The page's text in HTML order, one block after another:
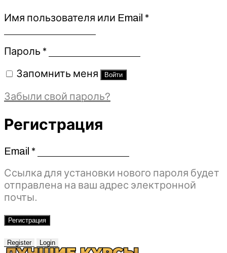
Имя пользователя или Email *Обязательно
Пароль *Обязательно
Запомнить меня Войти
Забыли свой пароль?
Регистрация
Email *Обязательно
Ссылка для установки нового пароля будет
отправлена ​​на ваш адрес электронной
почты.
Регистрация
Register Login